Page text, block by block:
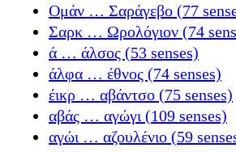
Ομάν … Σαράγεβο (77
Σαρκ … Ωρολόγιον (74
ά … άλσος (53 senses)
άλφα … έθνος (74 senses)
έικρ … αβάντσο (75 senses)
αβάς … αγώγι (109 senses)
αγώι … αζουλένιο (59